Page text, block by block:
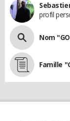
profil
Nom
Famille